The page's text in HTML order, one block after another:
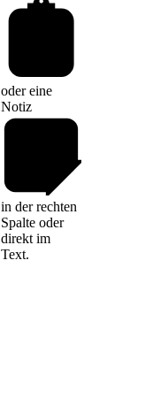
oder eine
Notiz
in der rechten
Spalte oder
direkt im
Text.